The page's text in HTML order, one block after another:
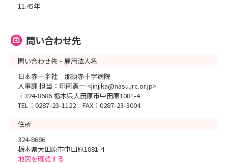
11.45年
問い合わせ先
問い合わせ先・雇用法人名
日本赤十字社 那須赤十字病院
人事課 担当：印南憲一 <jinjika@nasu.jrc.or.jp>
〒324-8686 栃木県大田原市中田原1081-4
TEL：0287-23-1122 FAX：0287-23-3004
住所
324-8686
栃木県大田原市中田原1081-4
地図を確認する